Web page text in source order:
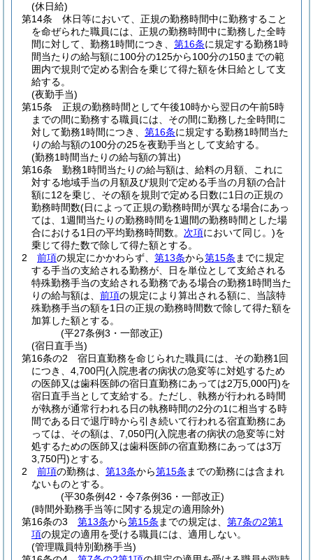
(休日給)
第14条
休日等において、正規の勤務時間中に勤務すること
を命ぜられた職員には、正規の勤務時間中に勤務した全時
間に対して、勤務1時間につき、 第16条に規定する勤務1時
間当たりの給与額に100分の125から100分の150までの範
囲内で規則で定める割合を乗じて得た額を休日給として支
給する。
(夜勤手当)
第15条
正規の勤務時間として午後10時から翌日の午前5時
までの間に勤務する職員には、その間に勤務した全時間に
対して勤務1時間につき、 第16条に規定する勤務1時間当た
りの給与額の100分の25を夜勤手当として支給する。
(勤務1時間当たりの給与額の算出)
第16条
勤務1時間当たりの給与額は、給料の月額、これに
対する地域手当の月額及び規則で定める手当の月額の合計
額に12を乗じ、その額を規則で定める日数に1日の正規の
勤務時間数(日によって正規の勤務時間が異なる場合にあっ
ては、1週間当たりの勤務時間を1週間の勤務時間とした場
合における1日の平均勤務時間数。 次項において同じ。)を
乗じて得た数で除して得た額とする。
2
前項の規定にかかわらず、 第13条から第15条 までに規定
する手当の支給される勤務が、日を単位として支給される
特殊勤務手当の支給される勤務である場合の勤務1時間当た
りの給与額は、 前項の規定により算出される額に、当該特
殊勤務手当の額を1日の正規の勤務時間数で除して得た額を
加算した額とする。
(平27条例3・一部改正)
(宿日直手当)
第16条の2
宿日直勤務を命じられた職員には、その勤務1回
につき、4,700円(入院患者の病状の急変等に対処するため
の医師又は歯科医師の宿日直勤務にあっては2万5,000円)を
宿日直手当として支給する。 ただし、執務が行われる時間
が執務が通常行われる日の執務時間の2分の1に相当する時
間である日で退庁時から引き続いて行われる宿直勤務にあ
っては、その額は、7,050円(入院患者の病状の急変等に対
処するための医師又は歯科医師の宿直勤務にあっては3万
3,750円)とする。
2
前項の勤務は、 第13条から第15条 までの勤務には含まれ
ないものとする。
(平30条例42・令7条例36・一部改正)
(時間外勤務手当等に関する規定の適用除外)
第16条の3
第13条から第15条 までの規定は、 第7条の2第1
項の規定の適用を受ける職員には、適用しない。
(管理職員特別勤務手当)